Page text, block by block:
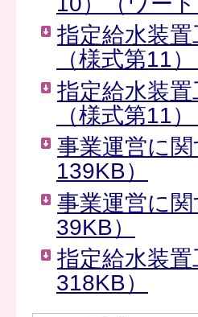
指定給水装
（様式第11
指定給水装
（様式第11
事業運営に
139KB）
事業運営に
39KB）
指定給水装
318KB）